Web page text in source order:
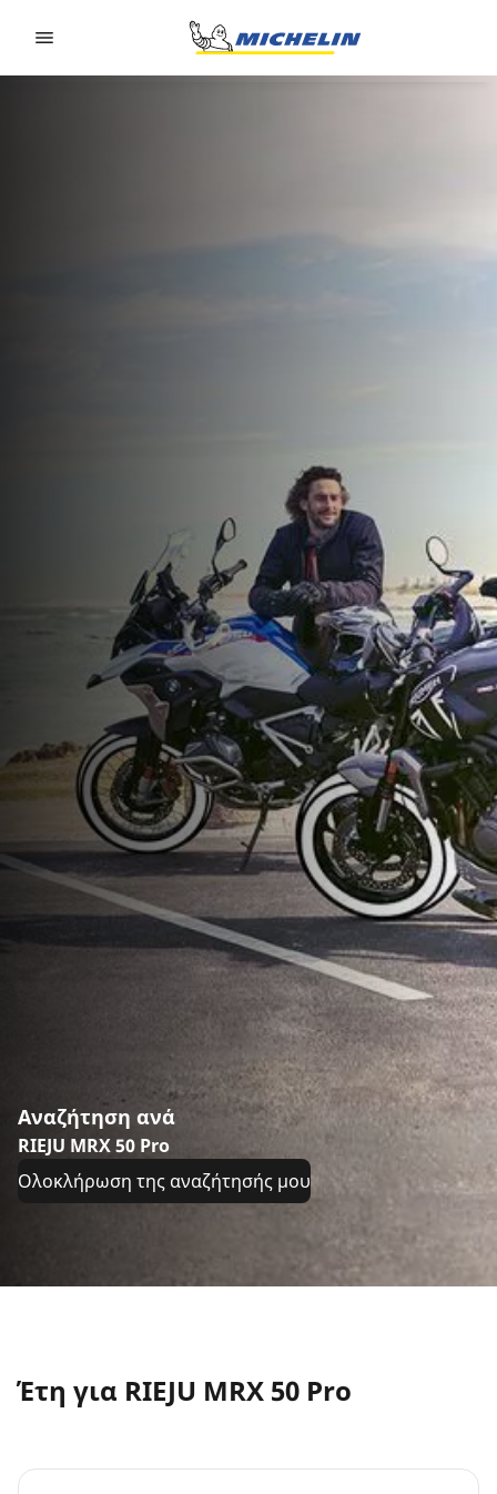
Αναζήτηση ανά
RIEJU MRX 50 Pro
Ολοκλήρωση της αναζήτησής μου
Έτη για RIEJU MRX 50 Pro